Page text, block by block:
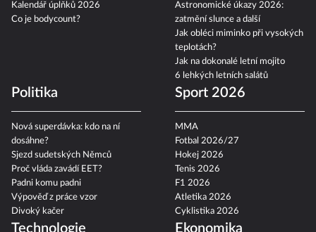
Kalendář úplňků 2026
Co je bodycount?
Astronomické úkazy 2026:
zatmění slunce a další
Jak obléci miminko při vysokých
teplotách?
Jak na dokonalé letní mojito
6 lehkých letních salátů
Politika
Nová superdávka: kdo na ní
dosáhne?
Sjezd sudetských Němců
Proč vláda zavádí EET?
Padni komu padni
Výpověď z práce vzor
Divoký kačer
Sport 2026
MMA
Fotbal 2026/27
Hokej 2026
Tenis 2026
F1 2026
Atletika 2026
Cyklistika 2026
Technologie Ekonomika